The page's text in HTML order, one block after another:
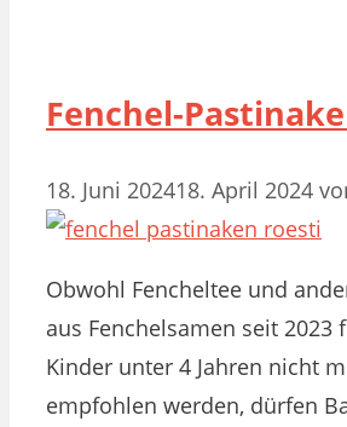
Fenchel-
18. Juni 202418. April 2024
Obwohl Fencheltee und
aus Fenchelsamen seit 2023
Kinder unter 4 Jahren nicht
empfohlen werden, dürfen